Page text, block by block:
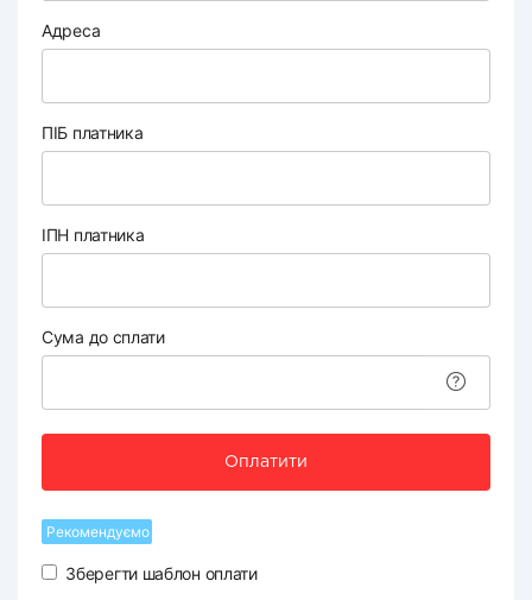
Адреса
ПІБ платника
ІПН платника
Сума до сплати
Оплатити
Рекомендуємо
Зберегти шаблон оплати